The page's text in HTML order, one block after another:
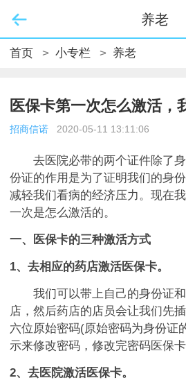
养老
首页 > 小专栏 > 养老
医保卡第一次怎么激活，
招商信诺 2020-05-11 13:11:06
去医院必带的两个证件除了身
份证的作用是为了证明我们的身
减轻我们看病的经济压力。现在
一次是怎么激活的。
一、医保卡的三种激活方式
1、去相应的药店激活医保卡。
我们可以带上自己的身份证和
店，然后药店的店员会让我们先
六位原始密码(原始密码为身份证
示来修改密码，修改完密码医保卡
2、去医院激活医保卡。